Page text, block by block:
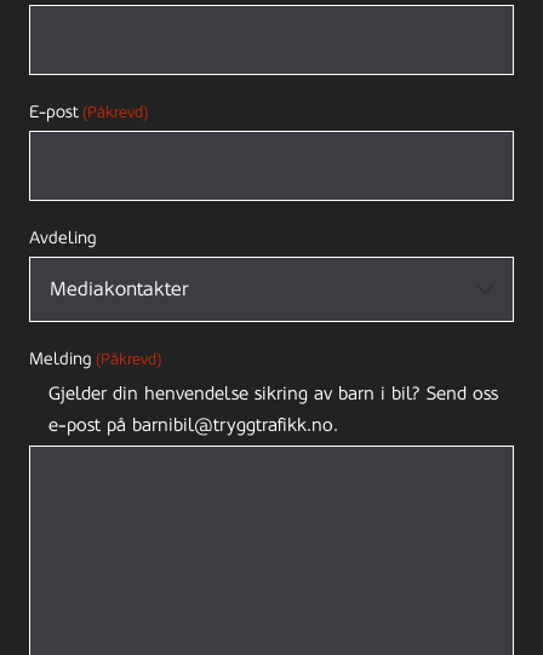
E-post (Påkrevd)
Avdeling
Melding (Påkrevd)
Gjelder din henvendelse sikring av barn i bil? Send oss
e-post på barnibil@tryggtrafikk.no.